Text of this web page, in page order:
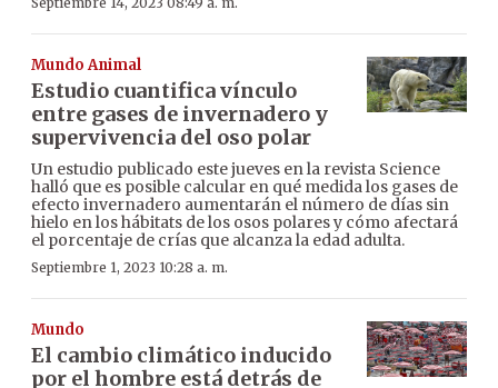
Mundo Animal
Estudio cuantifica vínculo
entre gases de invernadero y
supervivencia del oso polar
Un estudio publicado este jueves en la revista Science
halló que es posible calcular en qué medida los gases de
efecto invernadero aumentarán el número de días sin
hielo en los hábitats de los osos polares y cómo afectará
el porcentaje de crías que alcanza la edad adulta.
Septiembre 1, 2023 10:28 a. m.
Mundo
El cambio climático inducido
por el hombre está detrás de